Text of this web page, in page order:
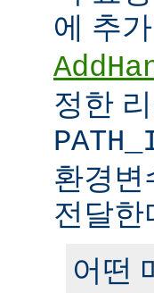
에 추
정한
환경변
전달한
어떤